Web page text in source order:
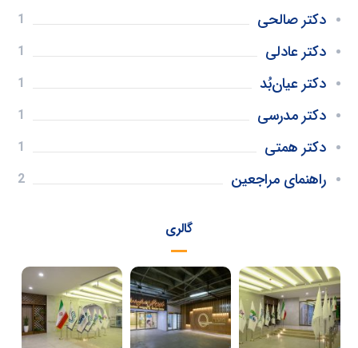
دکتر صالحی 1
دکتر عادلی 1
دکتر عیان‌بُد 1
دکتر مدرسی 1
دکتر همتی 1
راهنمای مراجعین 2
گالری